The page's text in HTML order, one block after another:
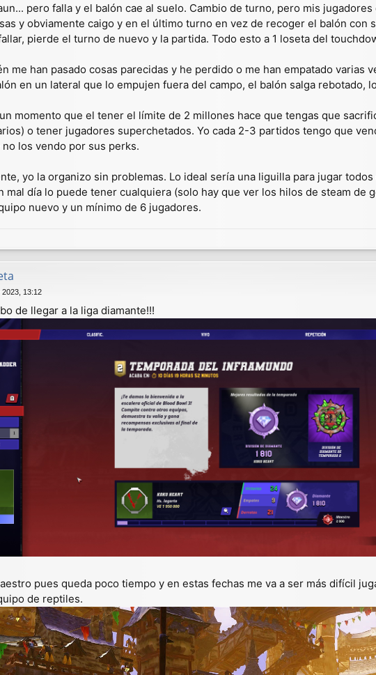
pero falla y el balón cae al suelo. Cambio de turno, pero mis
y obviamente caigo y en el último turno en vez de recoger el balón con
pierde el turno de nuevo y la partida. Todo esto a 1 loseta del
me han pasado cosas parecidas y he perdido o me han empatado
en un lateral que lo empujen fuera del campo, el balón salga rebotado,
momento que el tener el límite de 2 millones hace que tengas que
o tener jugadores superchetados. Yo cada 2-3 partidos tengo que
los vendo por sus perks.
yo la organizo sin problemas. Lo ideal sería una liguilla para jugar
mal día lo puede tener cualquiera (solo hay que ver los hilos de steam de
nuevo y un mínimo de 6 jugadores.
2023, 13:12
de llegar a la liga diamante!!!
pues queda poco tiempo y en estas fechas me va a ser más difícil
de reptiles.